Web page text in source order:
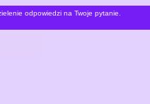
odpowiedzi na Twoje pytanie.